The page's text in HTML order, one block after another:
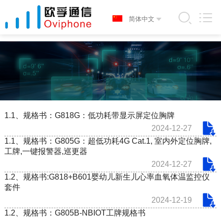
1.1、规格书：G818G：低功耗带显示屏定位胸牌
2024-12-27
1.1、规格书：G805G：超低功耗4G Cat.1, 室内外定位胸牌,
工牌,一键报警器,巡更器
2024-12-27
1.2、规格书:G818+B601婴幼儿新生儿心率血氧体温监控仪
套件
2024-12-19
1.2、规格书：G805B-NBIOT工牌规格书